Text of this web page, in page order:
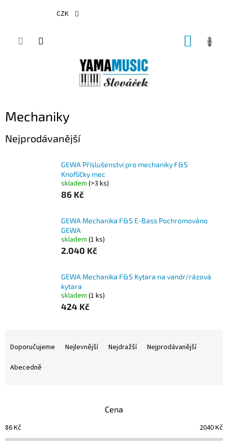
CZK
Mechaniky
Nejprodávanější
GEWA Příslušenství pro mechaniky F&S
Knoflíčky mec
skladem (>3 ks)
86 Kč
GEWA Mechanika F&S E-Bass Pochromováno
GEWA
skladem (1 ks)
2.040 Kč
GEWA Mechanika F&S Kytara na vandr/rázová
kytara
skladem (1 ks)
424 Kč
o
d
Doporučujeme Nejlevnější Nejdražší
Nejprodávanější
Abecedně
Cena
86Kč 2040Kč